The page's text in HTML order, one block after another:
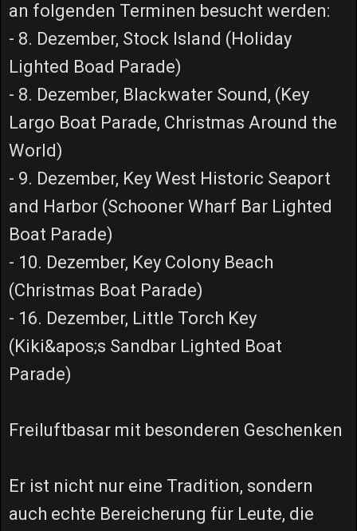
an folgenden Terminen besucht werden:
- 8. Dezember, Stock Island (Holiday
Lighted Boad Parade)
- 8. Dezember, Blackwater Sound, (Key
Largo Boat Parade, Christmas Around the
World)
- 9. Dezember, Key West Historic Seaport
and Harbor (Schooner Wharf Bar Lighted
Boat Parade)
- 10. Dezember, Key Colony Beach
(Christmas Boat Parade)
- 16. Dezember, Little Torch Key
(Kiki&apos;s Sandbar Lighted Boat
Parade)
Freiluftbasar mit besonderen Geschenken
Er ist nicht nur eine Tradition, sondern
auch echte Bereicherung für Leute, die